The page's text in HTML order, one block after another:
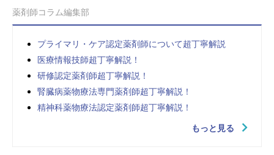
薬剤師コラム編集部
プライマリ・ケア認定薬剤師について超丁寧解説
医療情報技師超丁寧解説！
研修認定薬剤師超丁寧解説！
腎臓病薬物療法専門薬剤師超丁寧解説！
精神科薬物療法認定薬剤師超丁寧解説！
もっと見る